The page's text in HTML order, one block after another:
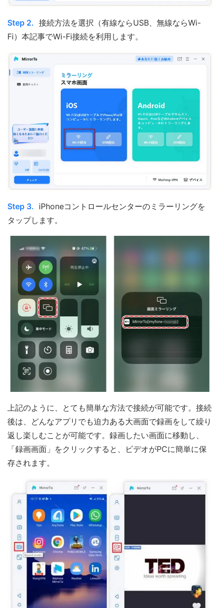
Step 2. 接続方法を選択（有線ならUSB、無線ならWi-
Fi）本記事でWi-Fi接続を利用します。
Step 3. iPhoneコントロールセンターのミラーリングを
タップします。
上記のように、とても簡単な方法で接続が可能です。接続
後は、どんなアプリでも迫力ある大画面で録画をして繰り
返し楽しむことが可能です。録画したい画面に移動し、
「録画画面」をクリックすると、ビデオがPCに簡単に保
存されます。